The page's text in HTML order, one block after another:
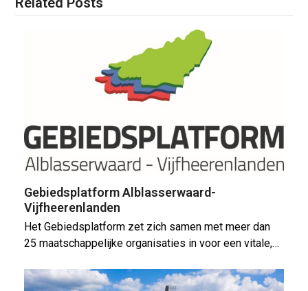
Gebiedsplatform Alblasserwaard-
Vijfheerenlanden
Het Gebiedsplatform zet zich samen met meer dan
25 maatschappelijke organisaties in voor een vitale,…